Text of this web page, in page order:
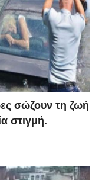
σώζουν τη ζωή
στιγμή.